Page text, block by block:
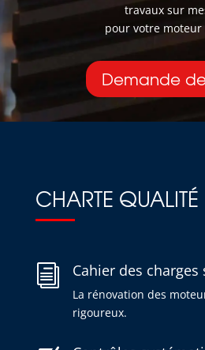
travaux sur
pour votre moteur
Demande
CHARTE QUALITÉ
i Cahier des charges
La rénovation des
rigoureux.